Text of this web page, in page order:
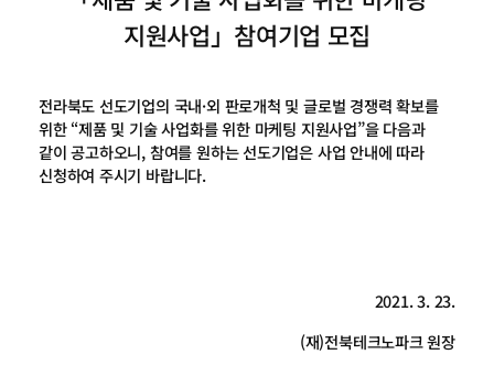
지원사업」참여기업 모집
전라북도 선도기업의 국내·외 판로개척 및 글로벌 경쟁력 확보를
위한 “제품 및 기술 사업화를 위한 마케팅 지원사업”을 다음과
같이 공고하오니, 참여를 원하는 선도기업은 사업 안내에 따라
신청하여 주시기 바랍니다.
2021. 3. 23.
(재)전북테크노파크 원장